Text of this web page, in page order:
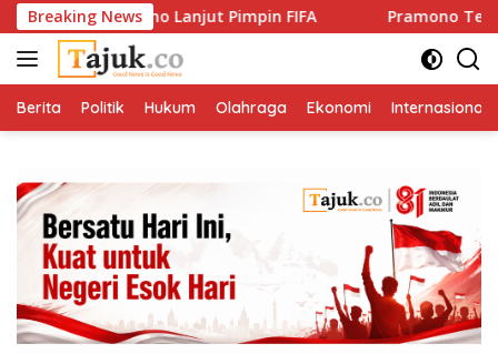
Langsung
ke
konten
Breaking News
Infantino Lanjut Pimpin FIFA Pramono
Berita Politik Hukum Olahraga Ekonomi Internasional